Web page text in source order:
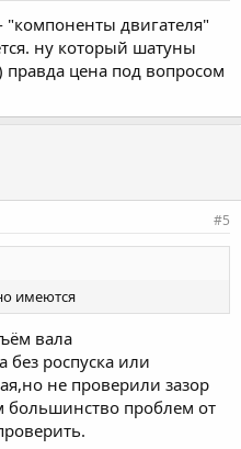
двигателя"
ну который шатуны
цена под вопросом
#5
имеются
вала
без роспуска или
не проверили зазор
проблем от